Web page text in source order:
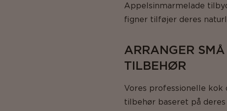
Appelsinmarmelade
figner tilføjer deres
ARRANGER
TILBEHØR
Vores professionelle
tilbehør baseret på